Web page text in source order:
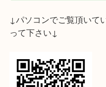
断捨離をお考えでした
スタッフ一同お待ちし